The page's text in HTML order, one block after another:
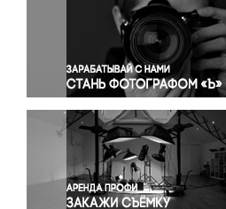
Политика
Правосудие
Происшествия и конфликты
Религия
Светская жизнь
Спорт
Экология
Экономика и бизнес